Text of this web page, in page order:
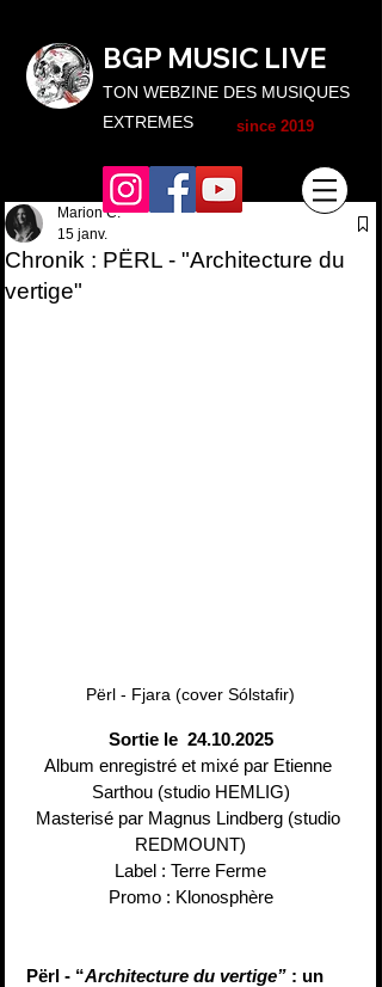
TON WEBZINE DES MUSIQUES
EXTREMES
BGP MUSIC LIVE
since 2019
Chronik : PËRL - "Architecture du
vertige"
Marion C.
15 janv.
Përl - Fjara (cover Sólstafir)
Sortie le  24.10.2025
Album enregistré et mixé par Etienne
Sarthou (studio HEMLIG)
Masterisé par Magnus Lindberg (studio
REDMOUNT)
Label : Terre Ferme
Promo : Klonosphère
Përl - “Architecture du vertige” : un